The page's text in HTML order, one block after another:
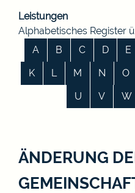
Leistungen
Alphabetisches Register
A
B C D E
K
L M N O
U
V W
ÄNDERUNG